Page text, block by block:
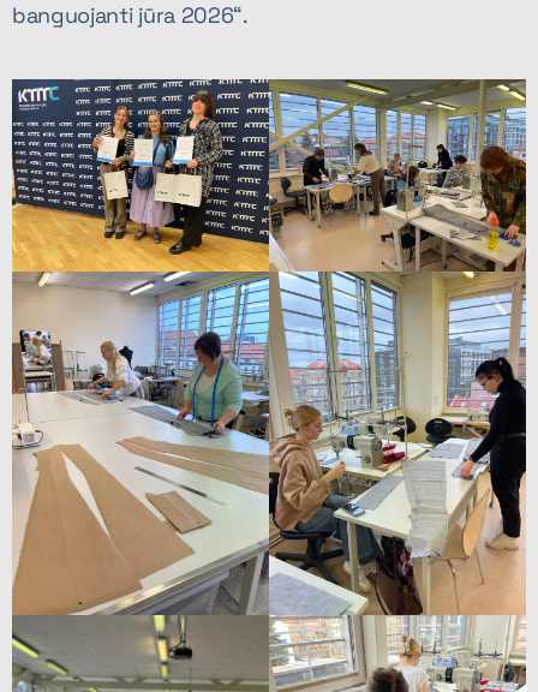
banguojanti jūra 2026“.